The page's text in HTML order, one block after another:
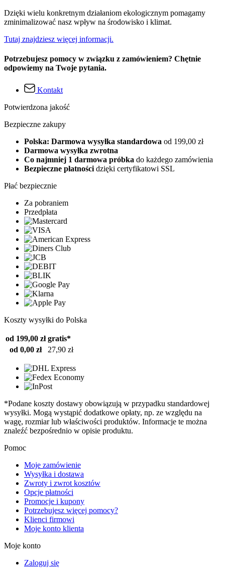
Dzięki wielu konkretnym działaniom ekologicznym pomagamy
zminimalizować nasz wpływ na środowisko i klimat.
Tutaj znajdziesz więcej informacji.
Potrzebujesz pomocy w związku z zamówieniem? Chętnie
odpowiemy na Twoje pytania.
Kontakt
Potwierdzona jakość
Bezpieczne zakupy
Polska: Darmowa wysyłka standardowa od 199,00 zł
Darmowa wysyłka zwrotna
Co najmniej 1 darmowa próbka do każdego zamówienia
Bezpieczne płatności dzięki certyfikatowi SSL
Płać bezpiecznie
Za pobraniem
Przedpłata
Koszty wysyłki do Polska
od 199,00 zł gratis*
od 0,00 zł
27,90 zł
*Podane koszty dostawy obowiązują w przypadku standardowej
wysyłki. Mogą wystąpić dodatkowe opłaty, np. ze względu na
wagę, rozmiar lub właściwości produktów. Informacje te można
znaleźć bezpośrednio w opisie produktu.
Pomoc
Moje zamówienie
Wysyłka i dostawa
Zwroty i zwrot kosztów
Opcje płatności
Promocje i kupony
Potrzebujesz więcej pomocy?
Klienci firmowi
Moje konto klienta
Moje konto
Zaloguj się